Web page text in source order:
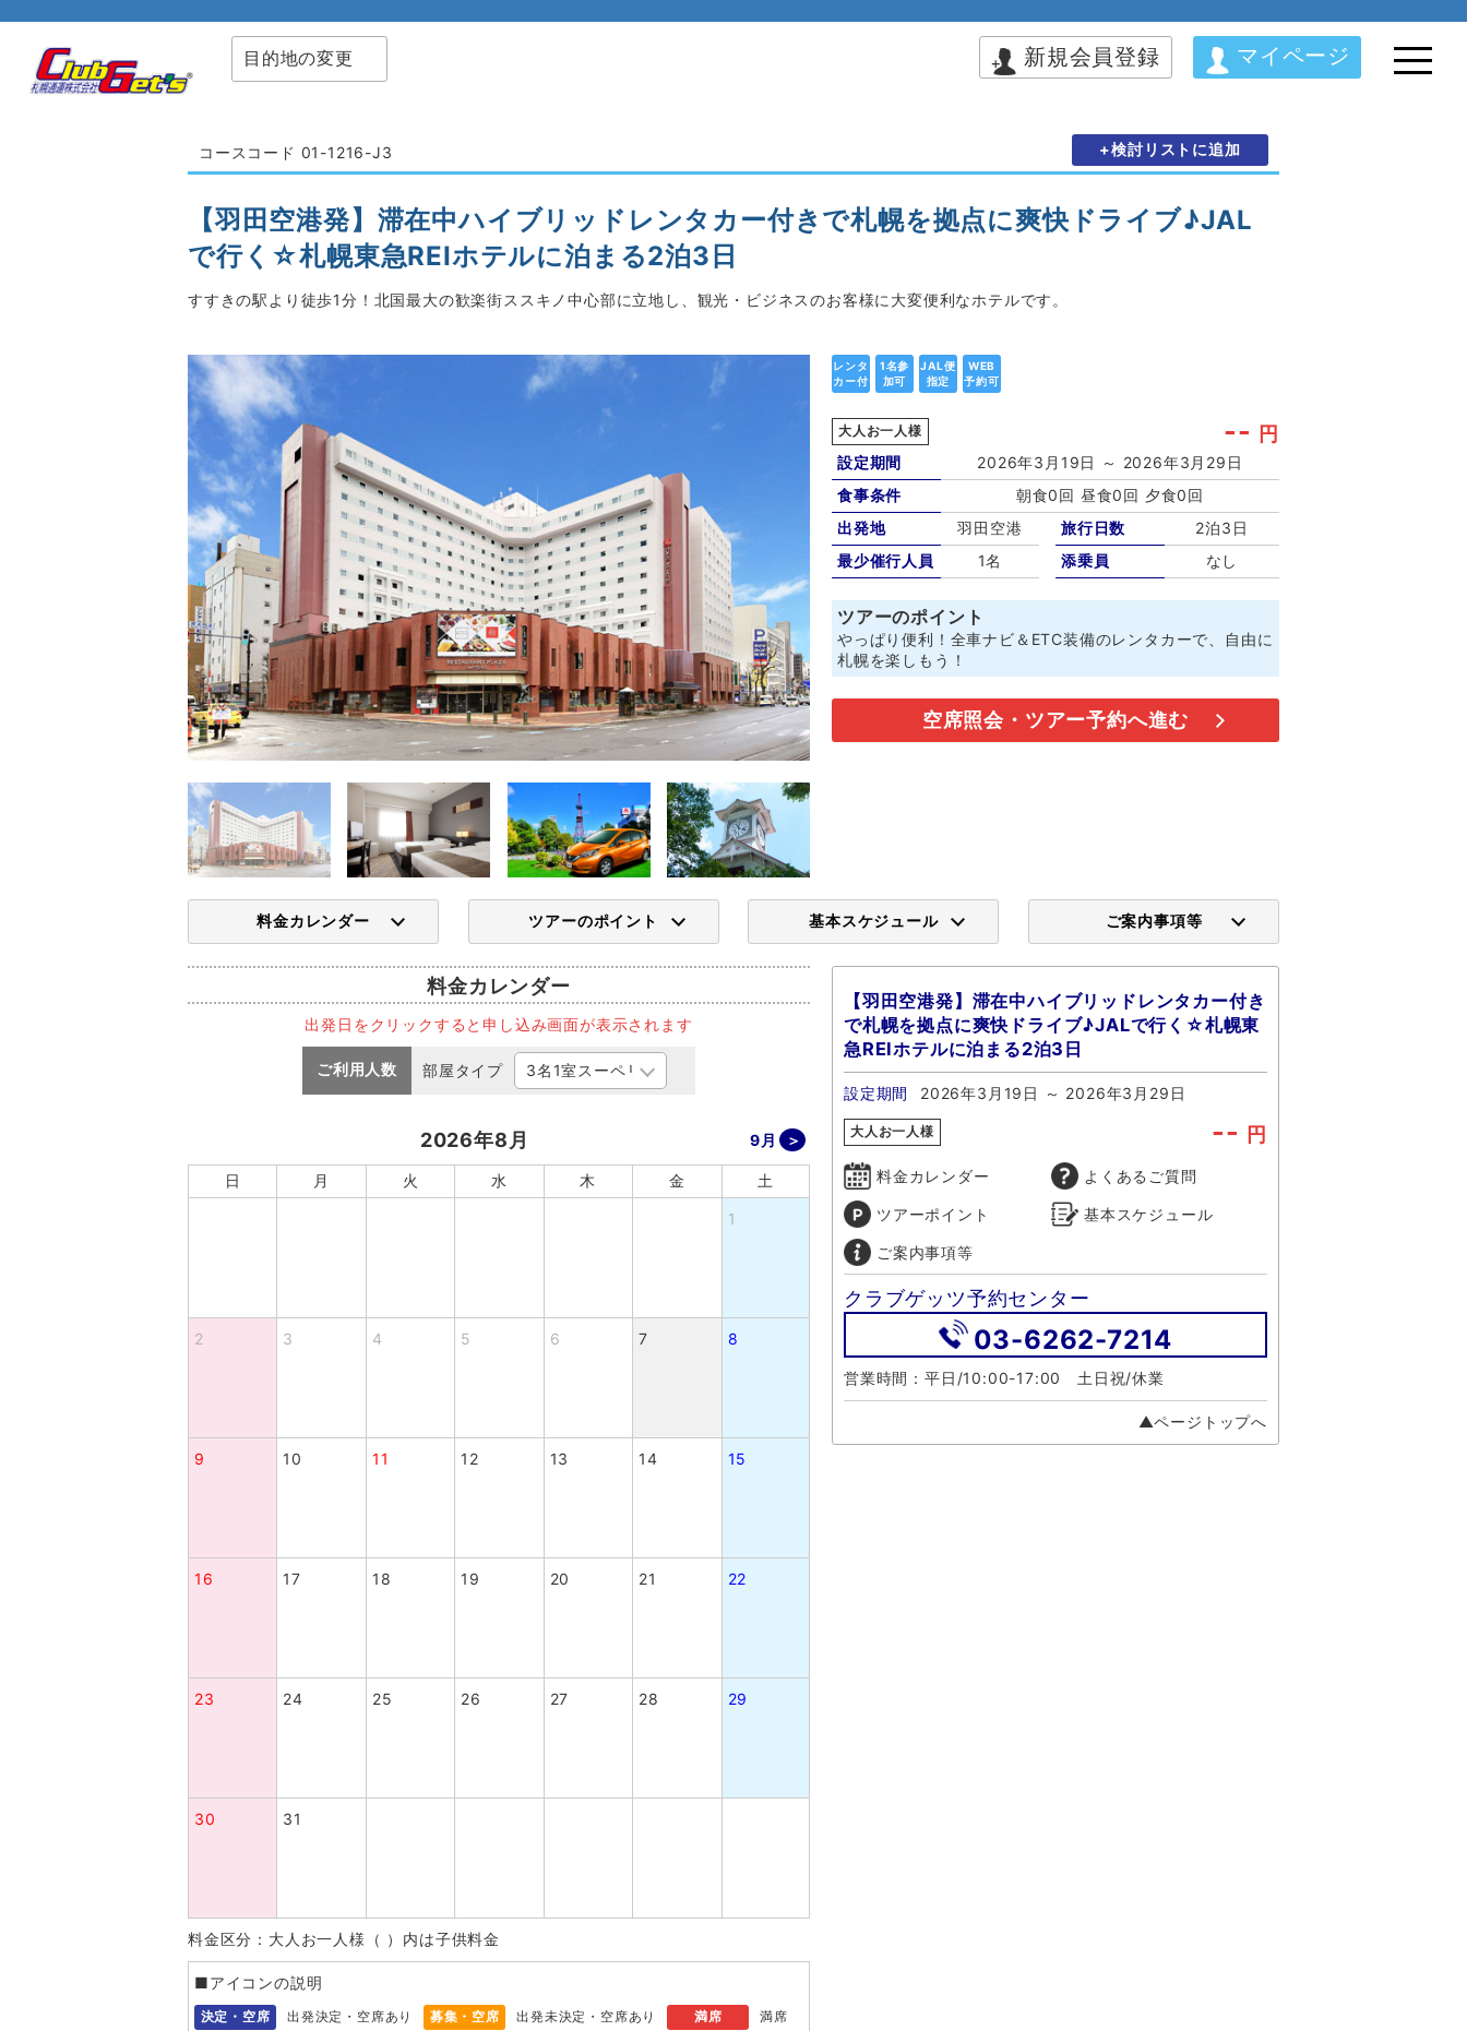
目的地の変更 新規会員登録 マイページ
コースコード 01-1216-J3 +検討リストに追加
【羽田空港発】滞在中ハイブリッドレンタカー付きで札幌を拠点に爽快ドライブ♪JAL
で行く☆札幌東急REIホテルに泊まる2泊3日
すすきの駅より徒歩1分！北国最大の歓楽街ススキノ中心部に立地し、観光・ビジネスのお客様に大変便利なホテルです。
レンタ
カー付
1名参
加可
JAL便
指定
WEB
予約可
大人お一人様 -- 円
設定期間
2026年3月19日 ～ 2026年3月29日
食事条件
朝食0回 昼食0回 夕食0回
出発地
羽田空港
最少催行人員
1名
旅行日数
2泊3日
添乗員
なし
ツアーのポイント
やっぱり便利！全車ナビ＆ETC装備のレンタカーで、自由に
札幌を楽しもう！
空席照会・ツアー予約へ進む
料金カレンダー ツアーのポイント 基本スケジュール ご案内事項等
料金カレンダー
出発日をクリックすると申し込み画面が表示されます
ご利用人数 部屋タイプ
2026年8月 9月
日 月 火 水 木 金 土
1
2 3 4 5 6 7 8
9 10 11 12 13 14 15
16 17 18 19 20 21 22
23 24 25 26 27 28 29
30 31
料金区分：大人お一人様（ ）内は子供料金
■アイコンの説明
決定・空席 出発決定・空席あり 募集・空席 出発未決定・空席あり 満席 満席
【羽田空港発】滞在中ハイブリッドレンタカー付き
で札幌を拠点に爽快ドライブ♪JALで行く☆札幌東
急REIホテルに泊まる2泊3日
設定期間 2026年3月19日 ～ 2026年3月29日
大人お一人様 -- 円
料金カレンダー よくあるご質問
ツアーポイント 基本スケジュール
ご案内事項等
クラブゲッツ予約センター
03-6262-7214
営業時間：平日/10:00-17:00 土日祝/休業
▲ページトップへ